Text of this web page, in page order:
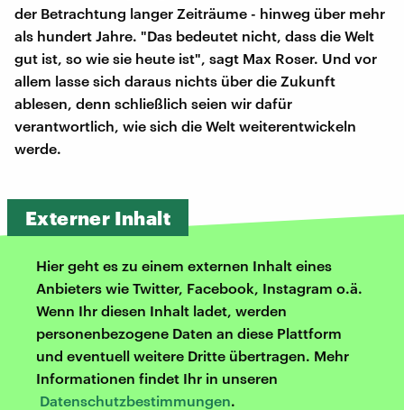
der Betrachtung langer Zeiträume - hinweg über mehr
als hundert Jahre. "Das bedeutet nicht, dass die Welt
gut ist, so wie sie heute ist", sagt Max Roser. Und vor
allem lasse sich daraus nichts über die Zukunft
ablesen, denn schließlich seien wir dafür
verantwortlich, wie sich die Welt weiterentwickeln
werde.
Externer Inhalt
Hier geht es zu einem externen Inhalt eines
Anbieters wie Twitter, Facebook, Instagram o.ä.
Wenn Ihr diesen Inhalt ladet, werden
personenbezogene Daten an diese Plattform
und eventuell weitere Dritte übertragen. Mehr
Informationen findet Ihr in unseren
Datenschutzbestimmungen.